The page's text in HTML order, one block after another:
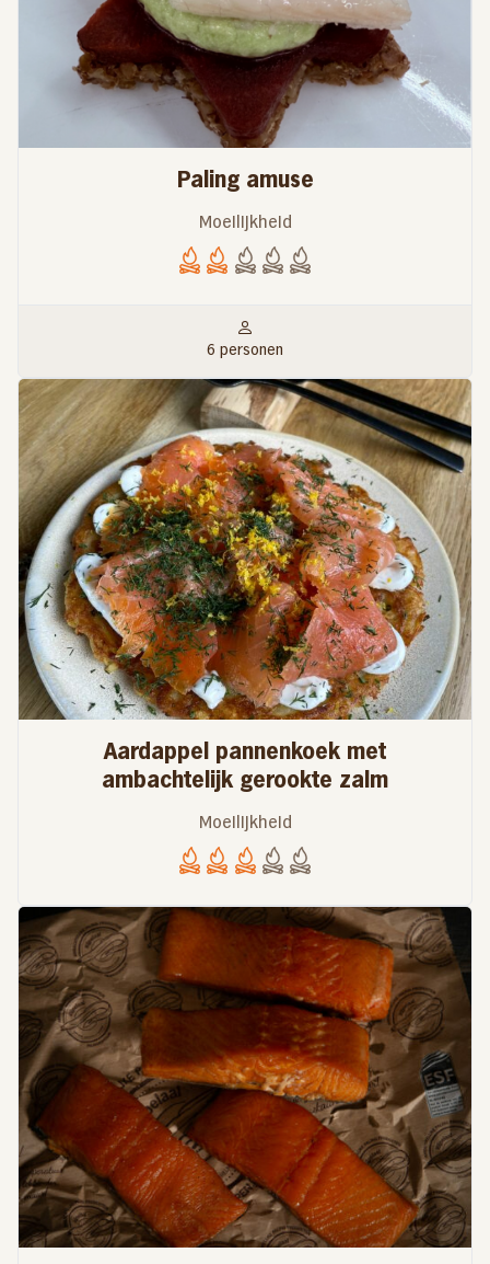
Paling amuse
Moeilijkheid
6 personen
Aardappel pannenkoek met
ambachtelijk gerookte zalm
Moeilijkheid